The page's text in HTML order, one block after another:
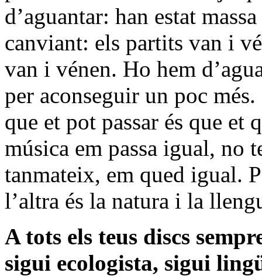
d’aguantar: han estat
canviant: els partits van i
van i vénen. Ho hem
per aconseguir un poc
que et pot passar és que et
música em passa igual, no
tanmateix, em qued igual.
l’altra és la natura i la
A tots els teus discs
sigui ecologista, sigui